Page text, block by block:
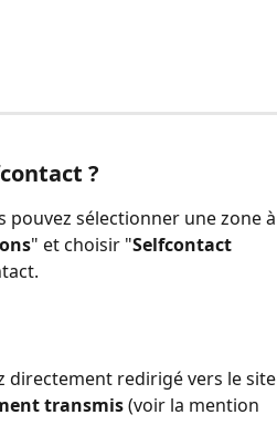
?
sélectionner une zone à
" et choisir "Selfcontact
directement redirigé vers le site
transmis (voir la mention